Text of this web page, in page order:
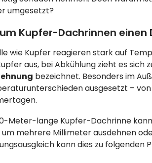
umgesetzt?
Kupfer-Dachrinnen
wie Kupfer reagieren stark auf
aus, bei Abkühlung zieht es sich
bezeichnet. Besonders im
ausgesetzt –
Meter-lange Kupfer-Dachrinne
um mehrere Millimeter ausdehnen
kann dies zu folgenden